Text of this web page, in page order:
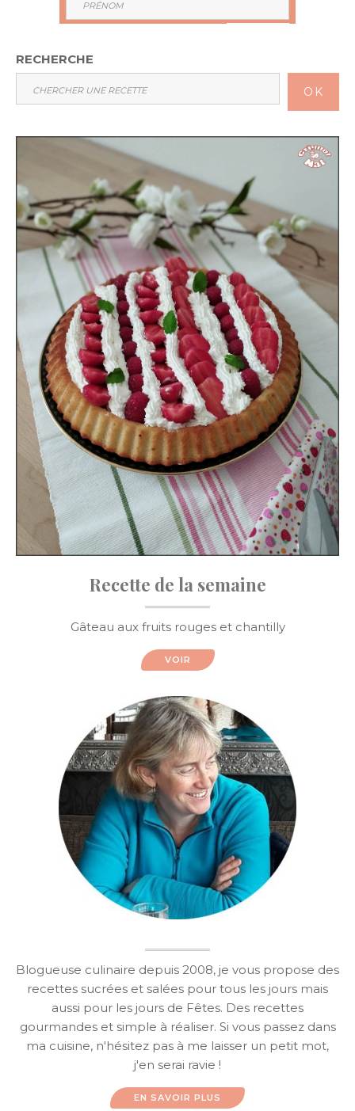
RECHERCHE
OK
Recette de la semaine
Gâteau aux fruits rouges et chantilly
VOIR
Blogueuse culinaire depuis 2008, je vous propose des
recettes sucrées et salées pour tous les jours mais
aussi pour les jours de Fêtes. Des recettes
gourmandes et simple à réaliser. Si vous passez dans
ma cuisine, n'hésitez pas à me laisser un petit mot,
j'en serai ravie !
EN SAVOIR PLUS